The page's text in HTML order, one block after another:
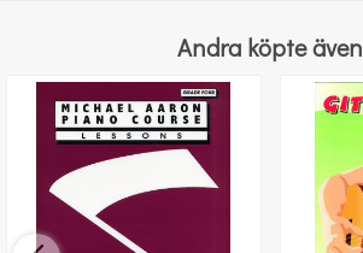
Andra köpte även